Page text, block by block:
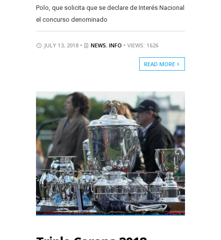
Polo, que solicita que se declare de Interés Nacional
el concurso denominado
JULY 13, 2018 • NEWS, INFO • VIEWS: 1626
READ MORE